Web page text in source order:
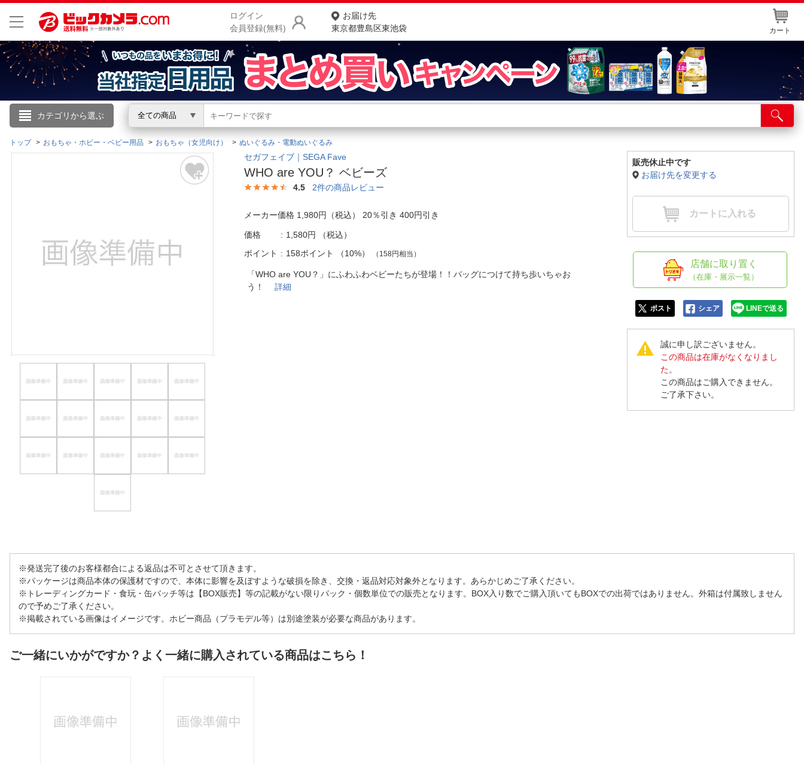
ログイン
会員登録(無料)
お届け先
東京都豊島区東池袋
カート
カテゴリから選ぶ 全ての商品
こんにちは
ログイン
閲覧履歴
商品をさがす
ランキングからさがす
カテゴリ一覧からさがす
お客様サポート
ご利用ガイド
よくある質問・お問合せ
店舗サービス
ネット取り置き
法人窓口
トップ おもちゃ・ホビー・ベビー用品 おもちゃ（女児向け） ぬいぐるみ・電動ぬいぐるみ
セガフェイブ｜SEGA Fave
WHO are YOU？ ベビーズ
4.5 2件の商品レビュー
メーカー価格 1,980円（税込） 20％引き 400円引き
価格 1,580円
（税込）
ポイント
158ポイント （10%） （158円相当）
「WHO are YOU？」にふわふわベビーたちが登場！！バッグにつけて持ち歩いちゃお
う！詳細
販売休止中です
お届け先を変更する
カートに入れる
店舗に取り置く
（在庫・展示一覧）
ポスト シェア LINEで送る
誠に申し訳ございません。
この商品は在庫がなくなりまし
た。
この商品はご購入できません。
ご了承下さい。
※発送完了後のお客様都合による返品は不可とさせて頂きます。
※パッケージは商品本体の保護材ですので、本体に影響を及ぼすような破損を除き、交換・返品対応対象外となります。あらかじめご了承ください。
※トレーディングカード・食玩・缶バッチ等は【BOX販売】等の記載がない限りパック・個数単位での販売となります。BOX入り数でご購入頂いてもBOXでの出荷ではありません。外箱は付属致しません
ので予めご了承ください。
※掲載されている画像はイメージです。ホビー商品（プラモデル等）は別途塗装が必要な商品があります。
ご一緒にいかがですか？よく一緒に購入されている商品はこちら！